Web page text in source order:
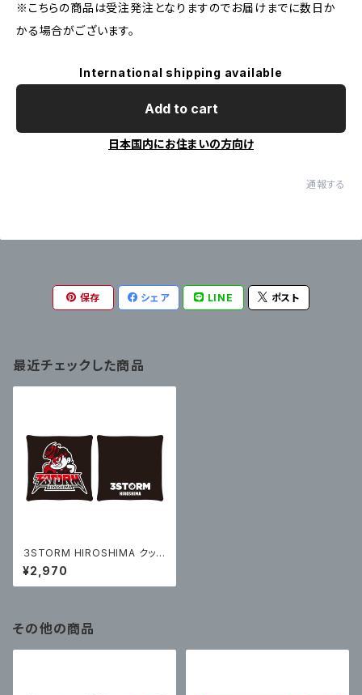
※こちらの商品は受注発注となりますのでお届けまでに数日か
かる場合がございます。
International shipping available
Add to cart
日本国内にお住まいの方向け
通報する
保存 シェア LINE ポスト
最近チェックした商品
３STORM HIROSHIMA クッシ
ョン
¥2,970
その他の商品